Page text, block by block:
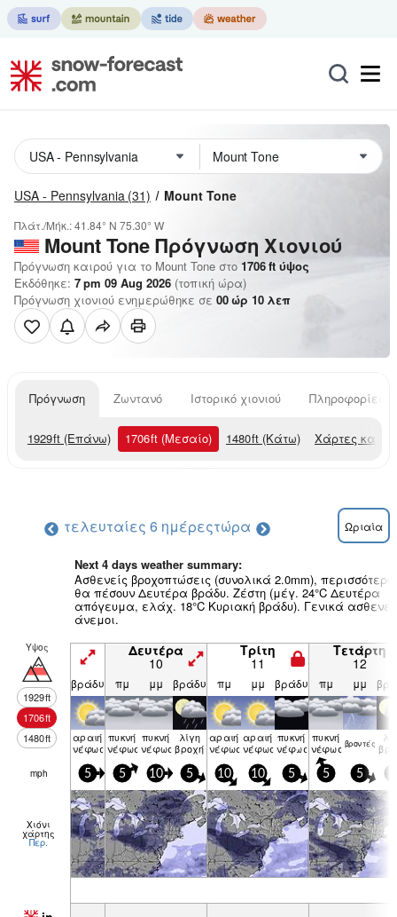
USA - Pennsylvania (31) Mount Tone
Πλάτ./Μήκ.:41.84° N 75.30° W
Mount ToneΠρόγνωση Χιονιού
Πρόγνωση καιρού για το Mount Tone στο 1706ft ύψος
Εκδόθηκε: 7 pm 09 Aug 2026 (τοπική ώρα)
Πρόγνωση χιονιού ενημερώθηκε σε 00ώρ 10 λεπ
Πρόγνωση Ζωντανό Ιστορικό χιονιού Πληροφορίες
1929ft (Επάνω) 1706ft (Μεσαίο) 1480ft (Κάτω) Χάρτες
τελευταίες 6 ημέρεςτώρα Ωριαία
Next 4 days weather summary:
Ασθενείς βροχοπτώσεις (συνολικά 2.0mm), περισσότερο
θα πέσουν Δευτέρα βράδυ. Ζέστη (μέγ. 24°C Δευτέρα
απόγευμα, ελάχ. 18°C Κυριακή βράδυ). Γενικά
άνεμοι.
Υψος
1929ft
1706ft
1480ft
Δευτέρα
10
Τρίτη
11
Τετάρτη
12
βράδυ πμ μμ βράδυ πμ μμ βράδυ πμ μμ
αραιή
νέφωση
πυκνή
νέφωση
πυκνή
νέφωση
λίγη
βροχή
αραιή
νέφωση
αραιή
νέφωση
πυκνή
νέφωση
πυκνή
νέφωσηβρον­τές
mph 5 5 10 5 10 10 5 5 5
Χιόνι
χάρτης
Περ.